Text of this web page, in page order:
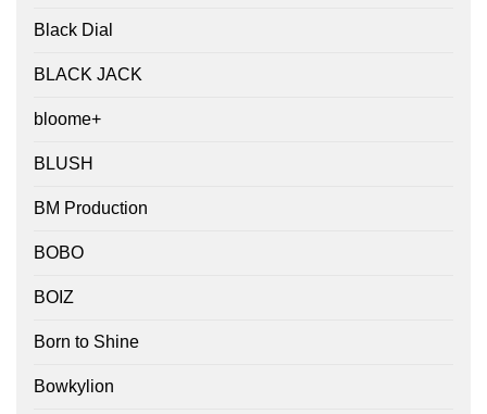
Black Dial
BLACK JACK
bloome+
BLUSH
BM Production
BOBO
BOIZ
Born to Shine
Bowkylion